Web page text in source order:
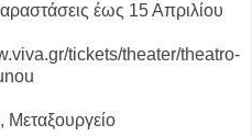
έως 15 Απριλίου
tickets/theater/theatro-